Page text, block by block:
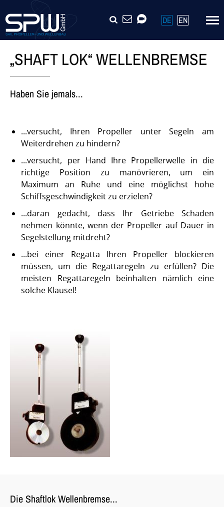
Navigation
überspringen
SUCHEKONTAKT
VIDEOCALL
DE EN
„SHAFT LOK“ WELLENBREMSE
Haben Sie jemals...
...versucht, Ihren Propeller unter Segeln am
Weiterdrehen zu hindern?
...versucht, per Hand Ihre Propellerwelle in die
richtige Position zu manövrieren, um ein
Maximum an Ruhe und eine möglichst hohe
Schiffsgeschwindigkeit zu erzielen?
...daran gedacht, dass Ihr Getriebe Schaden
nehmen könnte, wenn der Propeller auf Dauer in
Segelstellung mitdreht?
...bei einer Regatta Ihren Propeller blockieren
müssen, um die Regattaregeln zu erfüllen? Die
meisten Regattaregeln beinhalten nämlich eine
solche Klausel!
Die Shaftlok Wellenbremse...